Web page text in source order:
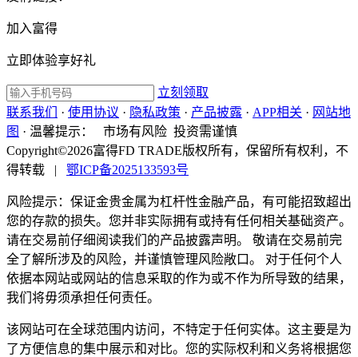
加入富得
立即体验享好礼
立刻领取
联系我们
· 使用协议 · 隐私政策 · 产品披露 · APP相关 · 网站地
图 · 温馨提示：
市场有风险 投资需谨慎
Copyright©2026富得FD TRADE版权所有，保留所有权利，不
得转载
| 鄂ICP备2025133593号
风险提示：保证金贵金属为杠杆性金融产品，有可能招致超出
您的存款的损失。您并非实际拥有或持有任何相关基础资产。
请在交易前仔细阅读我们的产品披露声明。 敬请在交易前完
全了解所涉及的风险，并谨慎管理风险敞口。 对于任何个人
依据本网站或网站的信息采取的作为或不作为所导致的结果，
我们将毋须承担任何责任。
该网站可在全球范围内访问，不特定于任何实体。这主要是为
了方便信息的集中展示和对比。您的实际权利和义务将根据您